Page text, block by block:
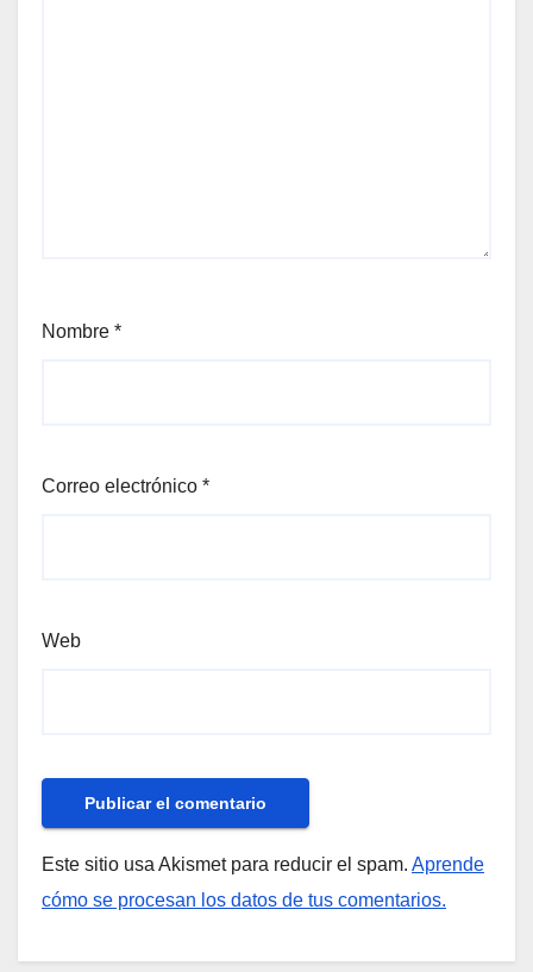
Nombre *
Correo electrónico *
Web
Este sitio usa Akismet para reducir el spam. Aprende
cómo se procesan los datos de tus comentarios.